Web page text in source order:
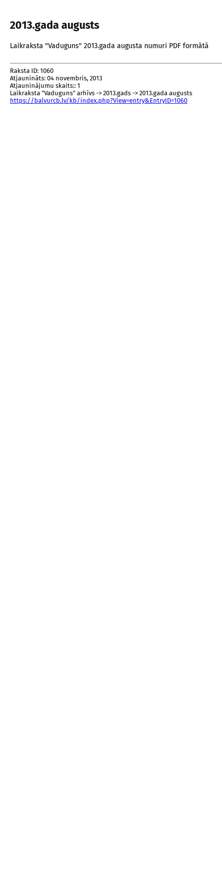
2013.gada augusts
Laikraksta "Vaduguns" 2013.gada augusta numuri PDF formātā
Raksta ID: 1060
Atjaunināts: 04 novembris, 2013
Atjauninājumu skaits:: 1
Laikraksta "Vaduguns" arhīvs -> 2013.gads -> 2013.gada augusts
https://balvurcb.lv/kb/index.php?View=entry&EntryID=1060